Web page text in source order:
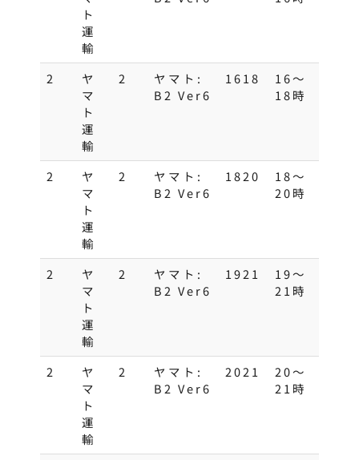
ト
運
輸
2
ヤ
マ
ト
運
輸
2
ヤマト:
B2 Ver6
1618
16～
18時
2
ヤ
マ
ト
運
輸
2
ヤマト:
B2 Ver6
1820
18～
20時
2
ヤ
マ
ト
運
輸
2
ヤマト:
B2 Ver6
1921
19〜
21時
2
ヤ
マ
ト
運
輸
2
ヤマト:
B2 Ver6
2021
20～
21時